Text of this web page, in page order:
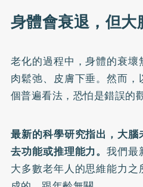
身體會衰退，但
老化的過程中，身體的衰
肉鬆弛、皮膚下垂。然而
個普遍看法，恐怕是錯誤的
最新的科學研究指出，大
去功能或推理能力。我們最
大多數老年人的思維能力